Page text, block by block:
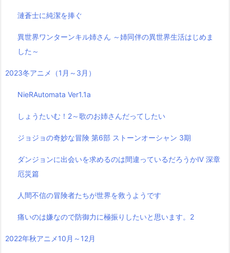
漣蒼士に純潔を捧ぐ
異世界ワンターンキル姉さん ～姉同伴の異世界生活はじめま
した～
2023冬アニメ（1月～3月）
NieRAutomata Ver1.1a
しょうたいむ！2～歌のお姉さんだってしたい
ジョジョの奇妙な冒険 第6部 ストーンオーシャン 3期
ダンジョンに出会いを求めるのは間違っているだろうかⅣ 深章
厄災篇
人間不信の冒険者たちが世界を救うようです
痛いのは嫌なので防御力に極振りしたいと思います。2
2022年秋アニメ10月～12月